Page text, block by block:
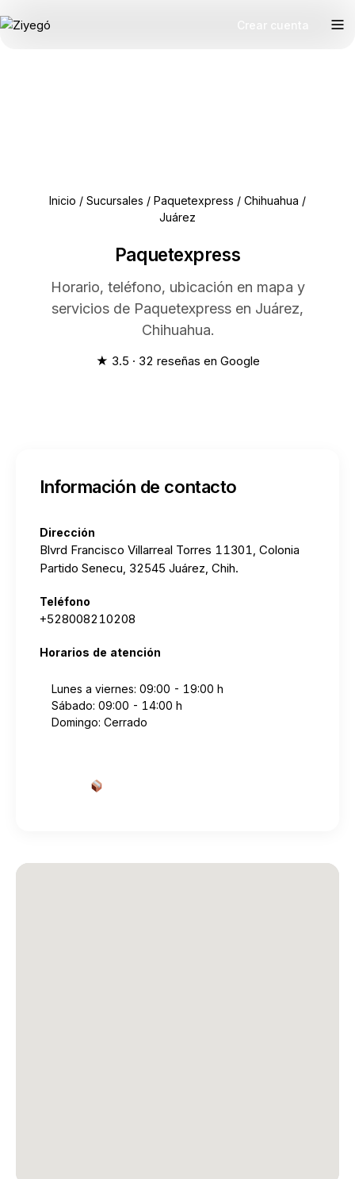
Inicio / Sucursales / Paquetexpress / Chihuahua /
Juárez
Paquetexpress
Horario, teléfono, ubicación en mapa y
servicios de Paquetexpress en Juárez,
Chihuahua.
★ 3.5 · 32 reseñas en Google
Información de contacto
Dirección
Blvrd Francisco Villarreal Torres 11301, Colonia
Partido Senecu, 32545 Juárez, Chih.
Teléfono
+528008210208
Horarios de atención
Lunes a viernes: 09:00 - 19:00 h
Sábado: 09:00 - 14:00 h
Domingo: Cerrado